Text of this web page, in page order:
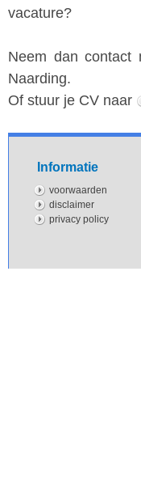
vacature?
Neem dan contact
Naarding.
Of stuur je CV naar
Informatie
voorwaarden
disclaimer
privacy policy